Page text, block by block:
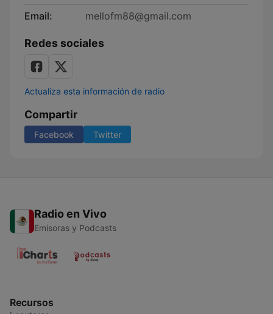
Email:
mellofm88@gmail.com
Redes sociales
Actualiza esta información de radio
Compartir
Facebook Twitter
Radio en Vivo
Emisoras y Podcasts
Recursos